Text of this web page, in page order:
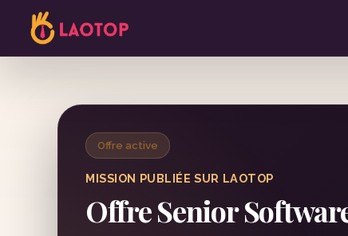
Offre active
MISSION PUBLIÉE SUR LAOTOP
Offre Senior